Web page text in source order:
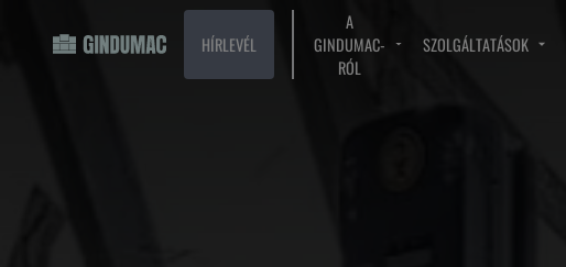
HÍRLEVÉL
A
GINDUMAC-
RÓL
SZOLGÁLTATÁSOK